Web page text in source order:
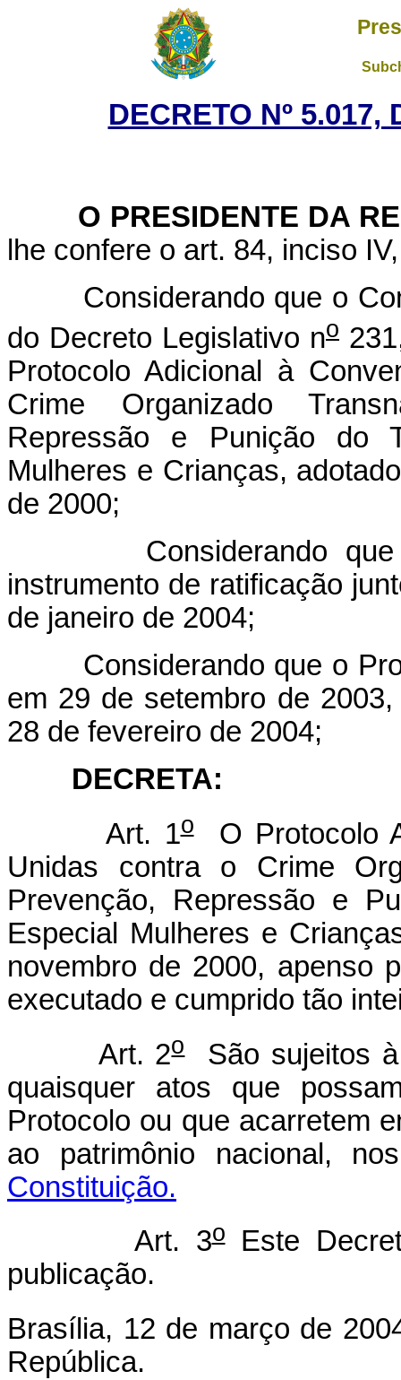
DECRETO Nº 5.017,
O PRESIDENTE DA
lhe confere o art. 84, inciso
Considerando que o
do Decreto Legislativo no
Protocolo Adicional à
Crime Organizado
Repressão e Punição do
Mulheres e Crianças,
de 2000;
Considerando que o
instrumento de ratificação
de janeiro de 2004;
Considerando que o
em 29 de setembro de
28 de fevereiro de 2004;
DECRETA:
Art. 1oO Protocolo
Unidas contra o Crime
Prevenção, Repressão e
Especial Mulheres e
novembro de 2000, apenso
executado e cumprido tão
Art. 2oSão sujeitos à
quaisquer atos que
Protocolo ou que acarretem
ao patrimônio nacional,
Constituição.
Art. 3oEste
publicação.
Brasília, 12 de março de
República.